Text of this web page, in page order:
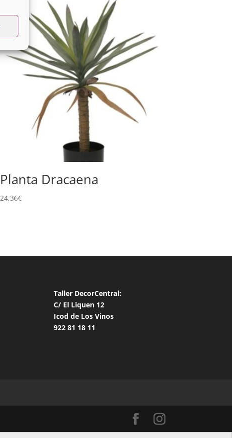
Planta Dracaena
24,36€
Taller DecorCentral:
C/ El Liquen 12
Icod de Los Vinos
922 81 18 11